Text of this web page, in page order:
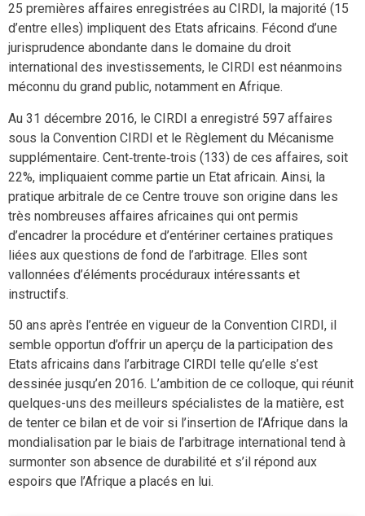
25 premières affaires enregistrées au CIRDI, la majorité (15
d’entre elles) impliquent des Etats africains. Fécond d’une
jurisprudence abondante dans le domaine du droit
international des investissements, le CIRDI est néanmoins
méconnu du grand public, notamment en Afrique.
Au 31 décembre 2016, le CIRDI a enregistré 597 affaires
sous la Convention CIRDI et le Règlement du Mécanisme
supplémentaire. Cent‐trente‐trois (133) de ces affaires, soit
22%, impliquaient comme partie un Etat africain. Ainsi, la
pratique arbitrale de ce Centre trouve son origine dans les
très nombreuses affaires africaines qui ont permis
d’encadrer la procédure et d’entériner certaines pratiques
liées aux questions de fond de l’arbitrage. Elles sont
vallonnées d’éléments procéduraux intéressants et
instructifs.
50 ans après l’entrée en vigueur de la Convention CIRDI, il
semble opportun d’offrir un aperçu de la participation des
Etats africains dans l’arbitrage CIRDI telle qu’elle s’est
dessinée jusqu’en 2016. L’ambition de ce colloque, qui réunit
quelques-uns des meilleurs spécialistes de la matière, est
de tenter ce bilan et de voir si l’insertion de l’Afrique dans la
mondialisation par le biais de l’arbitrage international tend à
surmonter son absence de durabilité et s’il répond aux
espoirs que l’Afrique a placés en lui.